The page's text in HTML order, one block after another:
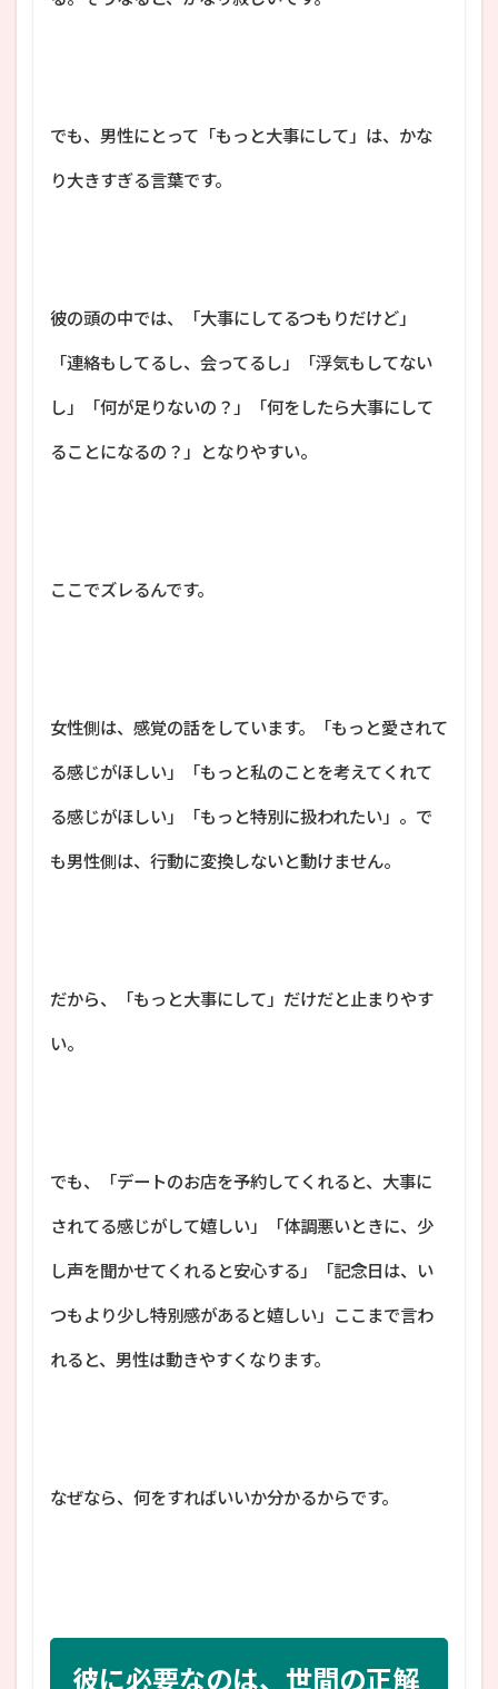
でも、男性にとって「もっと大事にして」は、かな
り大きすぎる言葉です。
彼の頭の中では、「大事にしてるつもりだけど」
「連絡もしてるし、会ってるし」「浮気もしてない
し」「何が足りないの？」「何をしたら大事にして
ることになるの？」となりやすい。
ここでズレるんです。
女性側は、感覚の話をしています。「もっと愛されて
る感じがほしい」「もっと私のことを考えてくれて
る感じがほしい」「もっと特別に扱われたい」。で
も男性側は、行動に変換しないと動けません。
だから、「もっと大事にして」だけだと止まりやす
い。
でも、「デートのお店を予約してくれると、大事に
されてる感じがして嬉しい」「体調悪いときに、少
し声を聞かせてくれると安心する」「記念日は、い
つもより少し特別感があると嬉しい」ここまで言わ
れると、男性は動きやすくなります。
なぜなら、何をすればいいか分かるからです。
彼に必要なのは、世間の正解